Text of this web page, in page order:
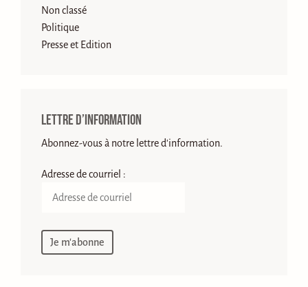
Non classé
Politique
Presse et Edition
Lettre d’information
Abonnez-vous à notre lettre d'information.
Adresse de courriel :